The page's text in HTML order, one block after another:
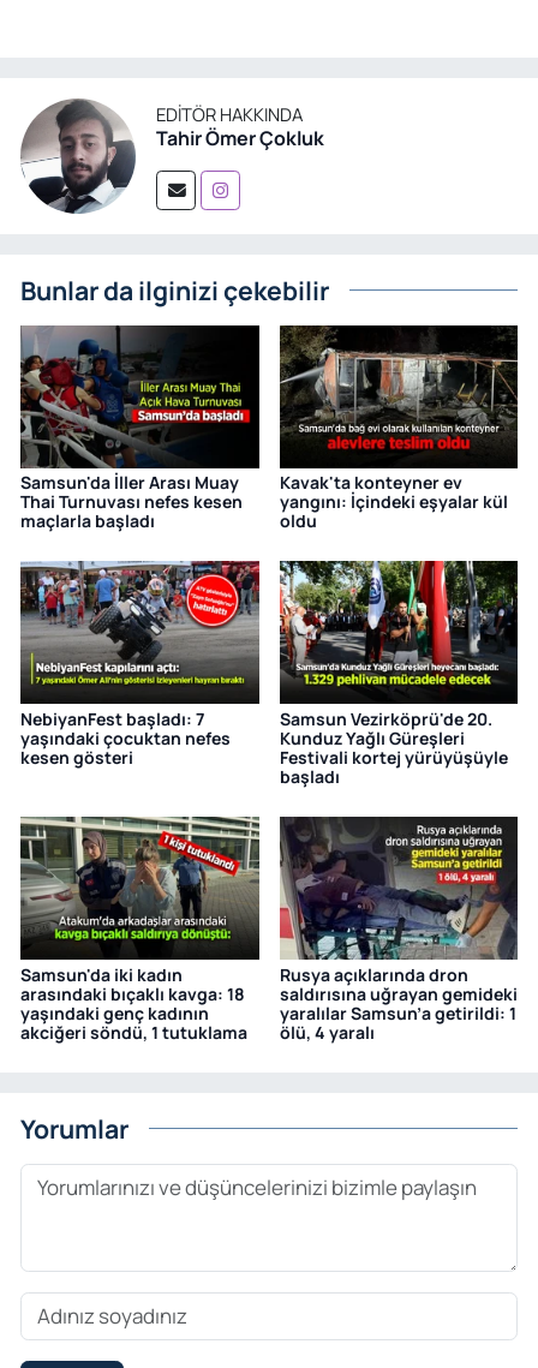
EDITÖR HAKKINDA
Tahir Ömer Çokluk
Bunlar da ilginizi çekebilir
Samsun'da İller Arası Muay
Thai Turnuvası nefes kesen
maçlarla başladı
Kavak'ta konteyner ev
yangını: İçindeki eşyalar kül
oldu
NebiyanFest başladı: 7
yaşındaki çocuktan nefes
kesen gösteri
Samsun Vezirköprü'de 20.
Kunduz Yağlı Güreşleri
Festivali kortej yürüyüşüyle
başladı
Samsun'da iki kadın
arasındaki bıçaklı kavga: 18
yaşındaki genç kadının
akciğeri söndü, 1 tutuklama
Rusya açıklarında dron
saldırısına uğrayan gemideki
yaralılar Samsun’a getirildi: 1
ölü, 4 yaralı
Yorumlar